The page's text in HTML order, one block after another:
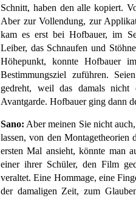
Schnitt, haben den alle kopiert.
Aber zur Vollendung, zur
kam es erst bei Hofbauer, im
Leiber, das Schnaufen und
Höhepunkt, konnte Hofbauer
Bestimmungsziel zuführen.
gedreht, weil das damals
Avantgarde. Hofbauer ging dann
Sano: Aber meinen Sie nicht
lassen, von den
ersten Mal ansieht, könnte man
einer ihrer Schüler, den Film
veraltet. Eine Hommage, eine
der damaligen Zeit, zum